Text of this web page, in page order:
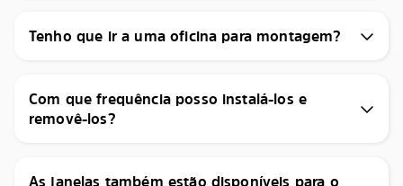
Tenho que ir a uma oficina para montagem?
Com que frequência posso instalá-los e
removê-los?
As janelas também estão disponíveis para o